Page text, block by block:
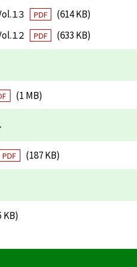
１３ PDF
(614 KB)
１２
PDF (633 KB)
(1 MB)
PDF (187 KB)
KB)